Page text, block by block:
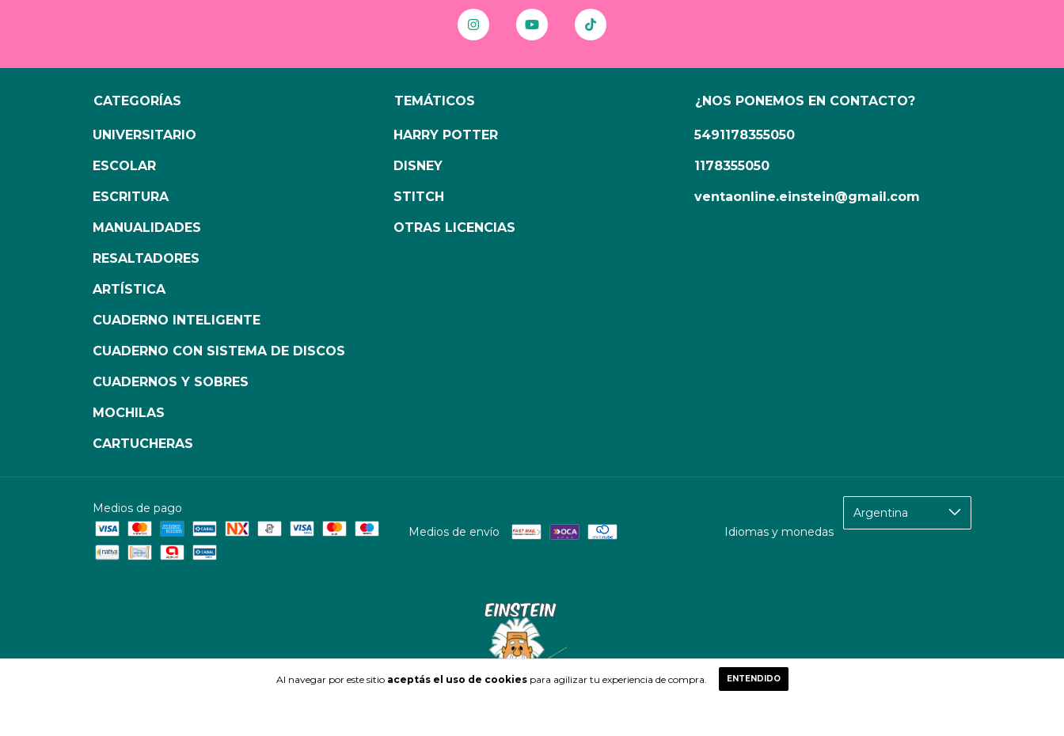
Al navegar por este sitio aceptás el uso de cookiespara agilizar tu experiencia de compra. ENTENDIDO
CATEGORÍAS
UNIVERSITARIO
ESCOLAR
ESCRITURA
MANUALIDADES
RESALTADORES
ARTÍSTICA
CUADERNO INTELIGENTE
CUADERNO CON SISTEMA DE DISCOS
CUADERNOS Y SOBRES
MOCHILAS
CARTUCHERAS
TEMÁTICOS
HARRY POTTER
DISNEY
STITCH
OTRAS LICENCIAS
¿NOS PONEMOS EN CONTACTO?
5491178355050
1178355050
ventaonline.einstein@gmail.com
Medios de pago
Medios de envío
Idiomas y monedas